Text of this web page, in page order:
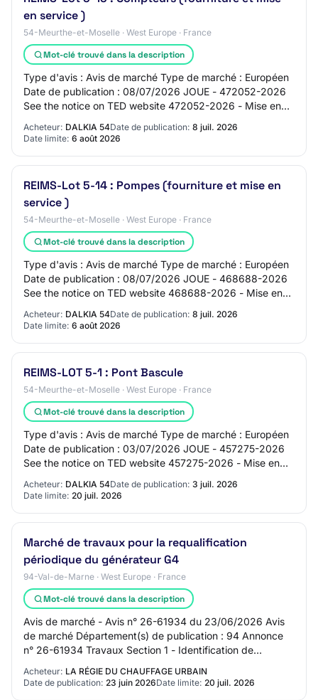
en service )
54-Meurthe-et-Moselle · West Europe · France
Mot-clé trouvé dans la description
Type d'avis : Avis de marché Type de marché : Européen
Date de publication : 08/07/2026 JOUE - 472052-2026
See the notice on TED website 472052-2026 - Mise en
Acheteur: DALKIA 54Date de publication: 8 juil. 2026
Date limite: 6 août 2026
REIMS-Lot 5-14 : Pompes (fourniture et mise en
service )
54-Meurthe-et-Moselle · West Europe · France
Mot-clé trouvé dans la description
Type d'avis : Avis de marché Type de marché : Européen
Date de publication : 08/07/2026 JOUE - 468688-2026
See the notice on TED website 468688-2026 - Mise en
Acheteur: DALKIA 54Date de publication: 8 juil. 2026
Date limite: 6 août 2026
REIMS-LOT 5-1 : Pont Bascule
54-Meurthe-et-Moselle · West Europe · France
Mot-clé trouvé dans la description
Type d'avis : Avis de marché Type de marché : Européen
Date de publication : 03/07/2026 JOUE - 457275-2026
See the notice on TED website 457275-2026 - Mise en
Acheteur: DALKIA 54Date de publication: 3 juil. 2026
Date limite: 20 juil. 2026
Marché de travaux pour la requalification
périodique du générateur G4
94-Val-de-Marne · West Europe · France
Mot-clé trouvé dans la description
Avis de marché - Avis n° 26-61934 du 23/06/2026 Avis
de marché Département(s) de publication : 94 Annonce
n° 26-61934 Travaux Section 1 - Identification de
l'acheteur Nom complet de l'acheteur : La R…
Acheteur: LA RÉGIE DU CHAUFFAGE URBAIN
Date de publication: 23 juin 2026Date limite: 20 juil. 2026